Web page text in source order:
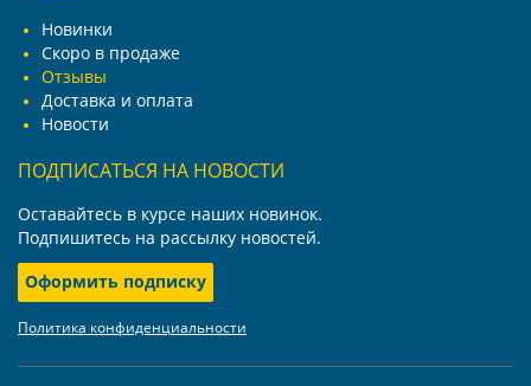
Новинки
Скоро в продаже
Отзывы
Доставка и оплата
Новости
ПОДПИСАТЬСЯ НА НОВОСТИ
Оставайтесь в курсе наших новинок.
Подпишитесь на рассылку новостей.
Оформить подписку
Политика конфиденциальности